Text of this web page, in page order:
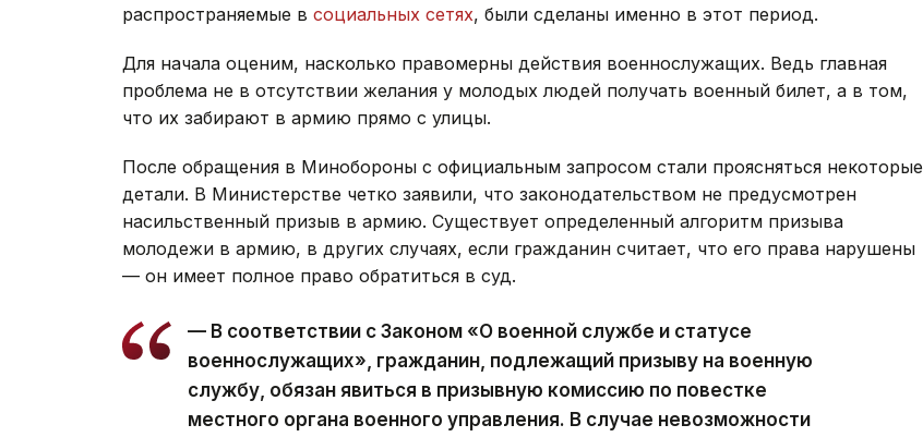
распространяемые в социальных сетях, были сделаны именно в этот период.
Для начала оценим, насколько правомерны действия военнослужащих. Ведь главная
проблема не в отсутствии желания у молодых людей получать военный билет, а в том,
что их забирают в армию прямо с улицы.
После обращения в Минобороны с официальным запросом стали проясняться некоторые
детали. В Министерстве четко заявили, что законодательством не предусмотрен
насильственный призыв в армию. Существует определенный алгоритм призыва
молодежи в армию, в других случаях, если гражданин считает, что его права нарушены
— он имеет полное право обратиться в суд.
— В соответствии с Законом «О военной службе и статусе
военнослужащих», гражданин, подлежащий призыву на военную
службу, обязан явиться в призывную комиссию по повестке
местного органа военного управления. В случае невозможности